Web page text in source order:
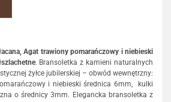
Agat trawiony pomarańczowy i niebieski
. Bransoletka z kamieni naturalnych
żyłce jubilerskiej – obwód wewnętrzny:
i niebieski średnica 6mm, kulki
o średnicy 3mm. Elegancka bransoletka z